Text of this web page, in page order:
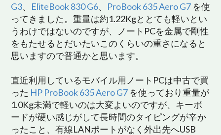
G3、 EliteBook 830 G6、 ProBook 635 Aero G7 を使
ってきました。重量は約1.22Kgととても軽いとい
うわけではないのですが、ノートPCを金属で剛性
をもたせるとだいたいこのくらいの重さになると
思いますので普通かと思います。
直近利用しているモバイル用ノートPCは中古で買
った HP ProBook 635 Aero G7 を使っており重量が
1.0Kg未満で軽いのは大変よいのですが、キーボ
ードが硬い感じがして長時間のタイピングが辛か
ったこと、有線LANポートがなく外出先へUSB